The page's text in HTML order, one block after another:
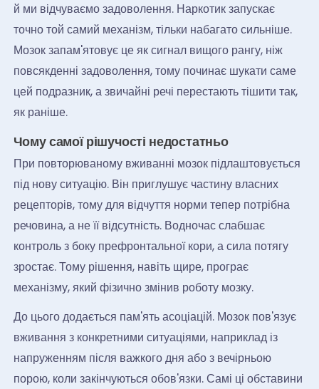
й ми відчуваємо задоволення. Наркотик запускає
точно той самий механізм, тільки набагато сильніше.
Мозок запам'ятовує це як сигнал вищого рангу, ніж
повсякденні задоволення, тому починає шукати саме
цей подразник, а звичайні речі перестають тішити так,
як раніше.
Чому самої рішучості недостатньо
При повторюваному вживанні мозок підлаштовується
під нову ситуацію. Він приглушує частину власних
рецепторів, тому для відчуття норми тепер потрібна
речовина, а не її відсутність. Водночас слабшає
контроль з боку префронтальної кори, а сила потягу
зростає. Тому рішення, навіть щире, програє
механізму, який фізично змінив роботу мозку.
До цього додається пам'ять асоціацій. Мозок пов'язує
вживання з конкретними ситуаціями, наприклад із
напруженням після важкого дня або з вечірньою
порою, коли закінчуються обов'язки. Самі ці обставини